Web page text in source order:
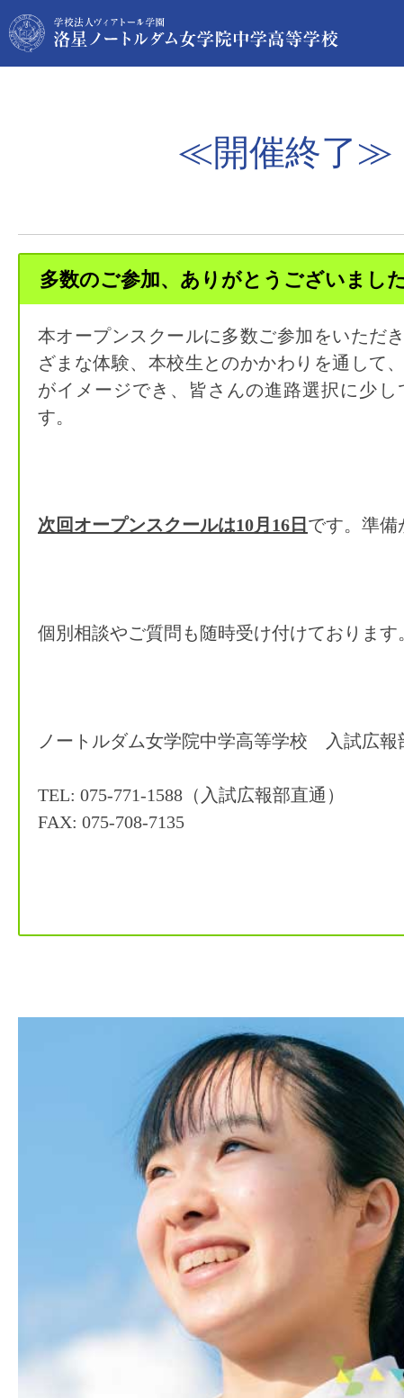
≪開催終了≫
多数のご参加、ありがとうございました
本オープンスクールに多数ご参加をいただ
ざまな体験、本校生とのかかわりを通して
がイメージでき、皆さんの進路選択に少
す。
次回オープンスクールは10月16日 です。準備
個別相談やご質問も随時受け付けております
ノートルダム女学院中学高等学校 入試広報
TEL: 075-771-1588（入試広報部直通）
FAX: 075-708-7135